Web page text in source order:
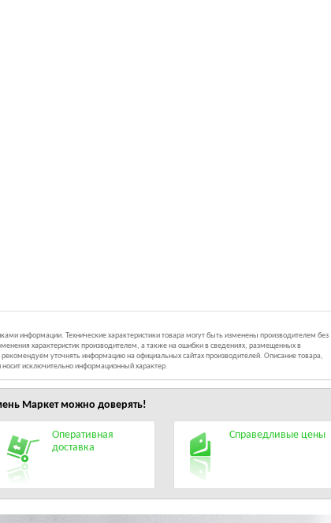
информации. Технические характеристики товара могут быть изменены производителем без
характеристик производителем, а также на ошибки в сведениях, размещенных в
уточнять информацию на официальных сайтах производителей. Описание товара,
исключительно информационный характер.
Маркетможно доверять!
Оперативная
доставка
Справедливые цены